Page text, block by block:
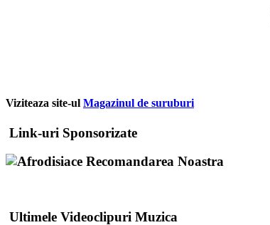
Viziteaza site-ul Magazinul de suruburi
Link-uri Sponsorizate
Recomandarea Noastra
Ultimele Videoclipuri Muzica